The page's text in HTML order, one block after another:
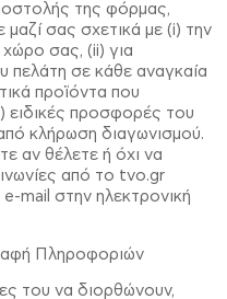
της φόρμας,
μαζί σας σχετικά με (i) την
σας, (ii) για
πελάτη σε κάθε αναγκαία
προϊόντα που
προσφορές του
κλήρωση διαγωνισμού.
αν θέλετε ή όχι να
από το tvo.gr
mail στην ηλεκτρονική
Πληροφοριών
του να διορθώνουν,